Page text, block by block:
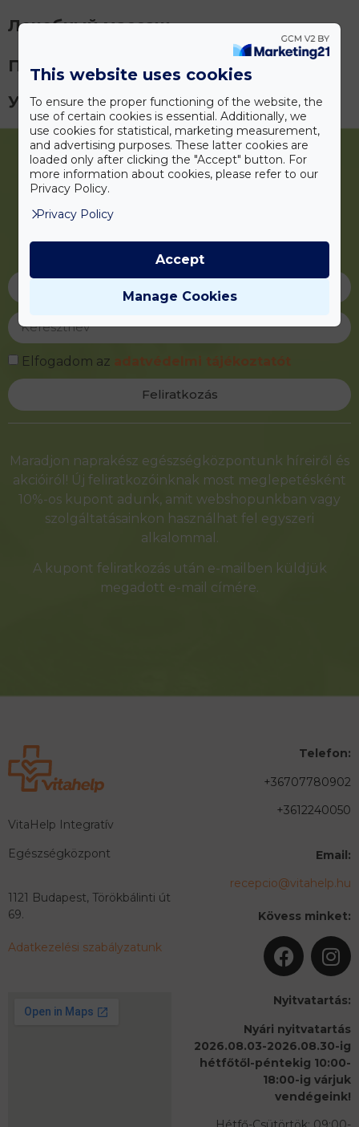
Лечебный массаж
Педикюр маникюр
Уход за телом
Iratkozzon fel
hírlevelünkre!
Elfogadom az adatvédelmi tájékoztatót
Feliratkozás
Alternative:
Maradjon naprakész egészségközpontunk híreiről és
akcióiról! Új feliratkozóinknak most meglepetésként
10%-os kupont adunk, amit webshopunkban vagy
szolgáltatásainkon használhat fel egyszeri
alkalommal.
A kupont feliratkozás után e-mailben küldjük
megadott e-mail címére.
VitaHelp Integratív
Egészségközpont
1121 Budapest, Törökbálinti út
69.
Adatkezelési szabályzatunk
Telefon:
+36707780902
+3612240050
Email:
recepcio@vitahelp.hu
Kövess minket:
Nyitvatartás:
Nyári nyitvatartás
2026.08.03-2026.08.30-ig
hétfőtől-péntekig 10:00-
18:00-ig várjuk
vendégeink!
This website uses cookies
To ensure the proper functioning of the website, the
use of certain cookies is essential. Additionally, we
use cookies for statistical, marketing measurement,
and advertising purposes. These latter cookies are
loaded only after clicking the "Accept" button. For
more information about cookies, please refer to our
Privacy Policy.
Privacy Policy
Manage Cookies
Accept